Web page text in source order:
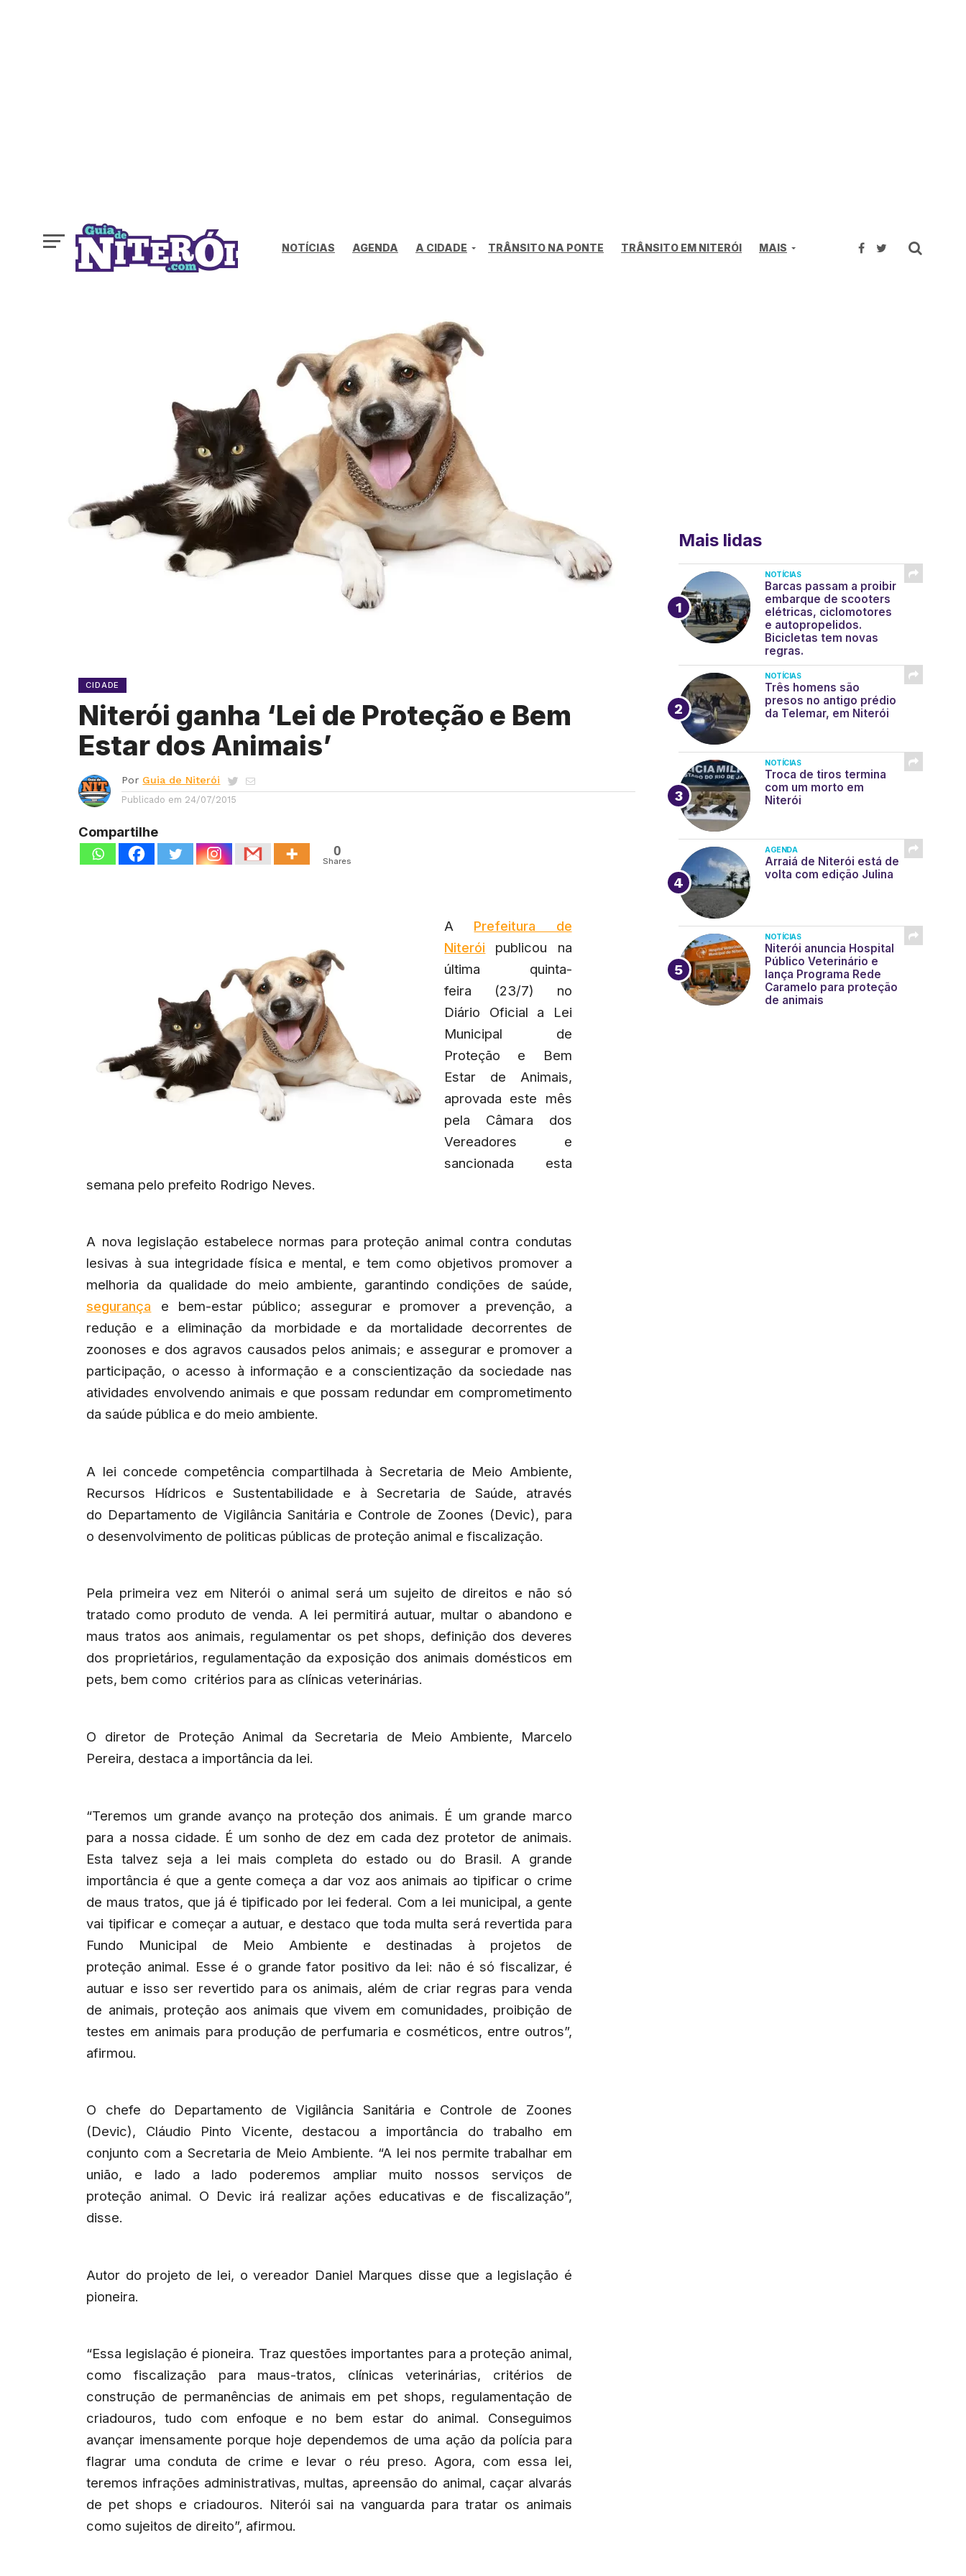
NOTÍCIAS AGENDA A CIDADE TRÂNSITO NA PONTE TRÂNSITO EM NITERÓI MAIS
CIDADE
Niterói ganha ‘Lei de Proteção e Bem
Estar dos Animais’
Por Guia de Niterói
Publicado em 24/07/2015
Compartilhe
0
Shares
A Prefeitura de
Niterói publicou na
última quinta-
feira (23/7) no
Diário Oficial a Lei
Municipal de
Proteção e Bem
Estar de Animais,
aprovada este mês
pela Câmara dos
Vereadores e
sancionada esta
semana pelo prefeito Rodrigo Neves.
A nova legislação estabelece normas para proteção animal contra condutas
lesivas à sua integridade física e mental, e tem como objetivos promover a
melhoria da qualidade do meio ambiente, garantindo condições de saúde,
segurança e bem-estar público; assegurar e promover a prevenção, a
redução e a eliminação da morbidade e da mortalidade decorrentes de
zoonoses e dos agravos causados pelos animais; e assegurar e promover a
participação, o acesso à informação e a conscientização da sociedade nas
atividades envolvendo animais e que possam redundar em comprometimento
da saúde pública e do meio ambiente.
A lei concede competência compartilhada à Secretaria de Meio Ambiente,
Recursos Hídricos e Sustentabilidade e à Secretaria de Saúde, através
do Departamento de Vigilância Sanitária e Controle de Zoones (Devic), para
o desenvolvimento de politicas públicas de proteção animal e fiscalização.
Pela primeira vez em Niterói o animal será um sujeito de direitos e não só
tratado como produto de venda. A lei permitirá autuar, multar o abandono e
maus tratos aos animais, regulamentar os pet shops, definição dos deveres
dos proprietários, regulamentação da exposição dos animais domésticos em
pets, bem como critérios para as clínicas veterinárias.
O diretor de Proteção Animal da Secretaria de Meio Ambiente, Marcelo
Pereira, destaca a importância da lei.
“Teremos um grande avanço na proteção dos animais. É um grande marco
para a nossa cidade. É um sonho de dez em cada dez protetor de animais.
Esta talvez seja a lei mais completa do estado ou do Brasil. A grande
importância é que a gente começa a dar voz aos animais ao tipificar o crime
de maus tratos, que já é tipificado por lei federal. Com a lei municipal, a gente
vai tipificar e começar a autuar, e destaco que toda multa será revertida para
Fundo Municipal de Meio Ambiente e destinadas à projetos de
proteção animal. Esse é o grande fator positivo da lei: não é só fiscalizar, é
autuar e isso ser revertido para os animais, além de criar regras para venda
de animais, proteção aos animais que vivem em comunidades, proibição de
testes em animais para produção de perfumaria e cosméticos, entre outros”,
afirmou.
O chefe do Departamento de Vigilância Sanitária e Controle de Zoones
(Devic), Cláudio Pinto Vicente, destacou a importância do trabalho em
conjunto com a Secretaria de Meio Ambiente. “A lei nos permite trabalhar em
união, e lado a lado poderemos ampliar muito nossos serviços de
proteção animal. O Devic irá realizar ações educativas e de fiscalização”,
disse.
Autor do projeto de lei, o vereador Daniel Marques disse que a legislação é
pioneira.
“Essa legislação é pioneira. Traz questões importantes para a proteção animal,
como fiscalização para maus-tratos, clínicas veterinárias, critérios de
construção de permanências de animais em pet shops, regulamentação de
criadouros, tudo com enfoque e no bem estar do animal. Conseguimos
avançar imensamente porque hoje dependemos de uma ação da polícia para
flagrar uma conduta de crime e levar o réu preso. Agora, com essa lei,
teremos infrações administrativas, multas, apreensão do animal, caçar alvarás
de pet shops e criadouros. Niterói sai na vanguarda para tratar os animais
como sujeitos de direito”, afirmou.
Mais lidas
NOTÍCIAS
Barcas passam a proibir
embarque de scooters
elétricas, ciclomotores
e autopropelidos.
Bicicletas tem novas
regras.
NOTÍCIAS
Três homens são
presos no antigo prédio
da Telemar, em Niterói
NOTÍCIAS
Troca de tiros termina
com um morto em
Niterói
AGENDA
Arraiá de Niterói está de
volta com edição Julina
NOTÍCIAS
Niterói anuncia Hospital
Público Veterinário e
lança Programa Rede
Caramelo para proteção
de animais